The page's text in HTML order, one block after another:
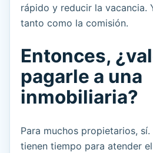
rápido y reducir la vacancia.
tanto como la comisión.
Entonces,
pagarle a una
inmobiliaria?
Para muchos propietarios,
tienen tiempo para atender